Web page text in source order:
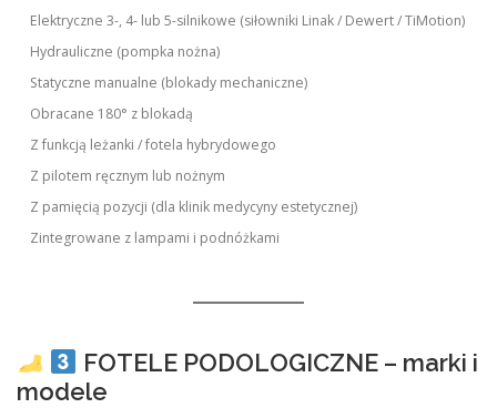
Elektryczne 3-, 4- lub 5-silnikowe (siłowniki Linak / Dewert / TiMotion)
Hydrauliczne (pompka nożna)
Statyczne manualne (blokady mechaniczne)
Obracane 180° z blokadą
Z funkcją leżanki / fotela hybrydowego
Z pilotem ręcznym lub nożnym
Z pamięcią pozycji (dla klinik medycyny estetycznej)
Zintegrowane z lampami i podnóżkami
FOTELE PODOLOGICZNE – marki i
modele